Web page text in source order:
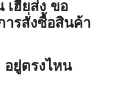
เฮียส่ง ขอ
ารสั่งซื้อสินค้า
ยู่ตรงไหน